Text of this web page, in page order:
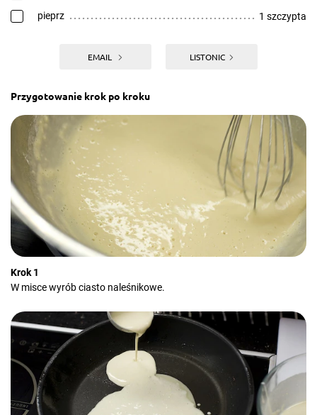
pieprz 1 szczypta
EMAIL LISTONIC
Przygotowanie krok po kroku
Krok 1
W misce wyrób ciasto naleśnikowe.